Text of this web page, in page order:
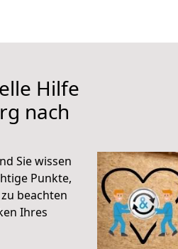
Hilfe
nach
Sie wissen
Punkte,
beachten
Ihres